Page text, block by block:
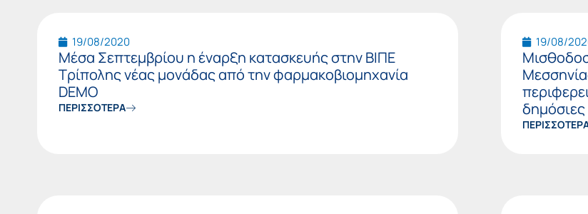
19/08/2020
Μέσα Σεπτεμβρίου η έναρξη κατασκευής στην ΒΙΠΕ
Τρίπολης νέας μονάδας από την φαρμακοβιομηχανία
DEMO
ΠΕΡΙΣΣΟΤΕΡΑ
19/08/